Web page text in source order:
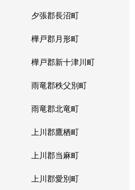
夕張郡長沼町
樺戸郡月形町
樺戸郡新十津川町
雨竜郡秩父別町
雨竜郡北竜町
上川郡鷹栖町
上川郡当麻町
上川郡愛別町